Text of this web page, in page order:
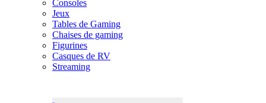
Consoles
Jeux
Tables de Gaming
Chaises de gaming
Figurines
Casques de RV
Streaming